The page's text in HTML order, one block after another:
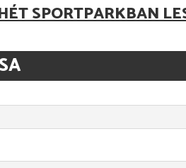
SPORTPARKBAN